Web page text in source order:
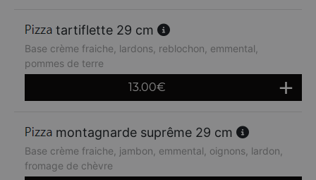
tartiflette 29 cm
Base crème fraiche, lardons, reblochon, emmental,
pommes de terre
13.00€
montagnarde suprême 29 cm
Base crème fraiche, jambon, emmental, oignons, lardon,
fromage de chèvre